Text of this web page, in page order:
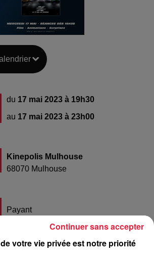
du 17 mai 2023 à 19h30
au 17 mai 2023 à 23h00
Kinepolis Mulhouse
68070 Mulhouse
Payant
dernier épisode de la saga
votre vie privée est notre priorité
Continuer sans accepter